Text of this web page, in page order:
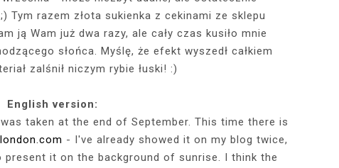
PHOTOBOOK
MORE ME THAN EVER :)
2025 - THE
PHOTOS ON
CZARNE
SZPILKI + PIOSENKI,
PODZIELIĆ
SZARA SPÓDNICZKA I CZARNE
RAJSTOPY + PIOSENKI, KTÓRYMI
FALBANAMI,
I SZPILKI +
PRAGNĘ SIĘ
SESJE + 100 ZŁ DO
W SERWISIE
DLACZEGO MONA LISA STAŁA
SIĘ SŁAWNA I KOGO ZASTĄPIŁA
WIZYTA W
LEGGINSY I
T-SHIRT Z NAPISEM
PRACOWNI FRYZJERSKIEJ CUT
CUT
JAKIEGO
CZYM
WŁOSY?
Tym razem złota sukienka z cekinami ze sklepu
ją Wam już dwa razy, ale cały czas kusiło mnie
słońca. Myślę, że efekt wyszedł całkiem
zalśnił niczym rybie łuski! :)
English version:
taken at the end of September. This time there is
- I've already showed it on my blog twice,
it on the background of sunrise. I think the